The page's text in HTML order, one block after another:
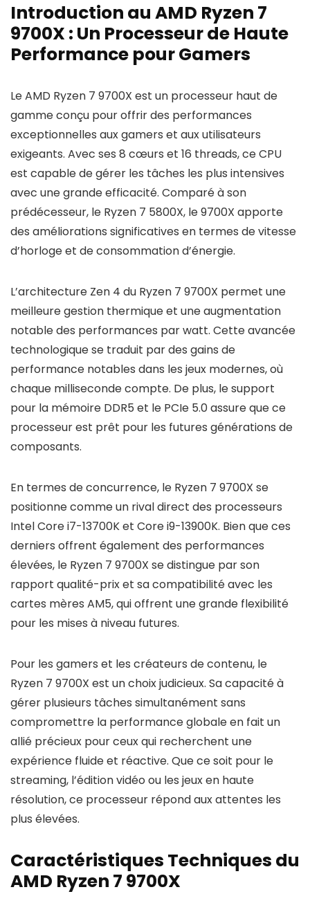
Introduction au AMD Ryzen 7
9700X : Un Processeur de Haute
Performance pour Gamers
Le AMD Ryzen 7 9700X est un processeur haut de
gamme conçu pour offrir des performances
exceptionnelles aux gamers et aux utilisateurs
exigeants. Avec ses 8 cœurs et 16 threads, ce CPU
est capable de gérer les tâches les plus intensives
avec une grande efficacité. Comparé à son
prédécesseur, le Ryzen 7 5800X, le 9700X apporte
des améliorations significatives en termes de vitesse
d’horloge et de consommation d’énergie.
L’architecture Zen 4 du Ryzen 7 9700X permet une
meilleure gestion thermique et une augmentation
notable des performances par watt. Cette avancée
technologique se traduit par des gains de
performance notables dans les jeux modernes, où
chaque milliseconde compte. De plus, le support
pour la mémoire DDR5 et le PCIe 5.0 assure que ce
processeur est prêt pour les futures générations de
composants.
En termes de concurrence, le Ryzen 7 9700X se
positionne comme un rival direct des processeurs
Intel Core i7-13700K et Core i9-13900K. Bien que ces
derniers offrent également des performances
élevées, le Ryzen 7 9700X se distingue par son
rapport qualité-prix et sa compatibilité avec les
cartes mères AM5, qui offrent une grande flexibilité
pour les mises à niveau futures.
Pour les gamers et les créateurs de contenu, le
Ryzen 7 9700X est un choix judicieux. Sa capacité à
gérer plusieurs tâches simultanément sans
compromettre la performance globale en fait un
allié précieux pour ceux qui recherchent une
expérience fluide et réactive. Que ce soit pour le
streaming, l’édition vidéo ou les jeux en haute
résolution, ce processeur répond aux attentes les
plus élevées.
Caractéristiques Techniques du
AMD Ryzen 7 9700X